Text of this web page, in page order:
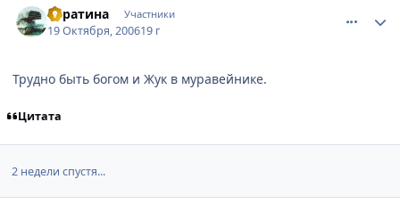
Буратина Участники
19 Октября, 200619 г
Трудно быть богом и Жук в муравейнике.
Цитата
2 недели спустя...